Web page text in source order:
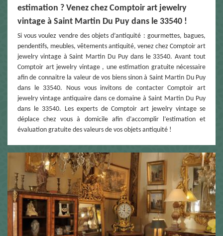
estimation ? Venez chez Comptoir art jewelry
vintage à Saint Martin Du Puy dans le 33540 !
Si vous voulez vendre des objets d’antiquité : gourmettes, bagues,
pendentifs, meubles, vêtements antiquité, venez chez Comptoir art
jewelry vintage à Saint Martin Du Puy dans le 33540. Avant tout
Comptoir art jewelry vintage , une estimation gratuite nécessaire
afin de connaitre la valeur de vos biens sinon à Saint Martin Du Puy
dans le 33540. Nous vous invitons de contacter Comptoir art
jewelry vintage antiquaire dans ce domaine à Saint Martin Du Puy
dans le 33540. Les experts de Comptoir art jewelry vintage se
déplace chez vous à domicile afin d’accomplir l’estimation et
évaluation gratuite des valeurs de vos objets antiquité !